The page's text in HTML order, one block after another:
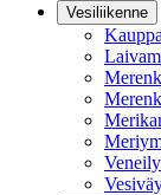
Vesiliikenne
Veneily